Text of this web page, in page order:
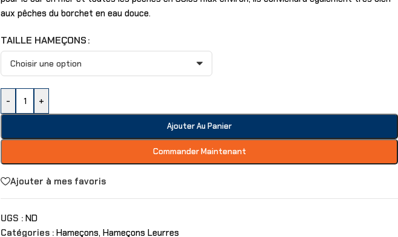
aux pêches du borchet en eau douce.
TAILLE HAMEÇONS
- +
Ajouter Au Panier
Commander Maintenant
Ajouter à mes favoris
UGS : ND
Catégories : Hameçons, Hameçons Leurres